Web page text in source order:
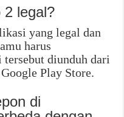
2 legal?
yang legal dan
harus
diunduh dari
Play Store.
di